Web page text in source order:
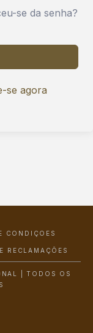
se da senha?
se agora
CONDIÇÕES
RECLAMAÇÕES
| TODOS OS